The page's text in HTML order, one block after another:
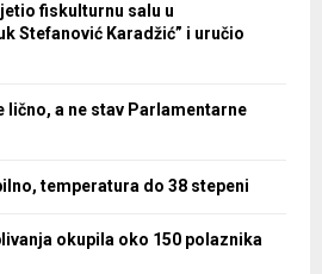
fiskulturnu salu u
Stefanović Karadžić” i uručio
lično, a ne stav Parlamentarne
temperatura do 38 stepeni
okupila oko 150 polaznika